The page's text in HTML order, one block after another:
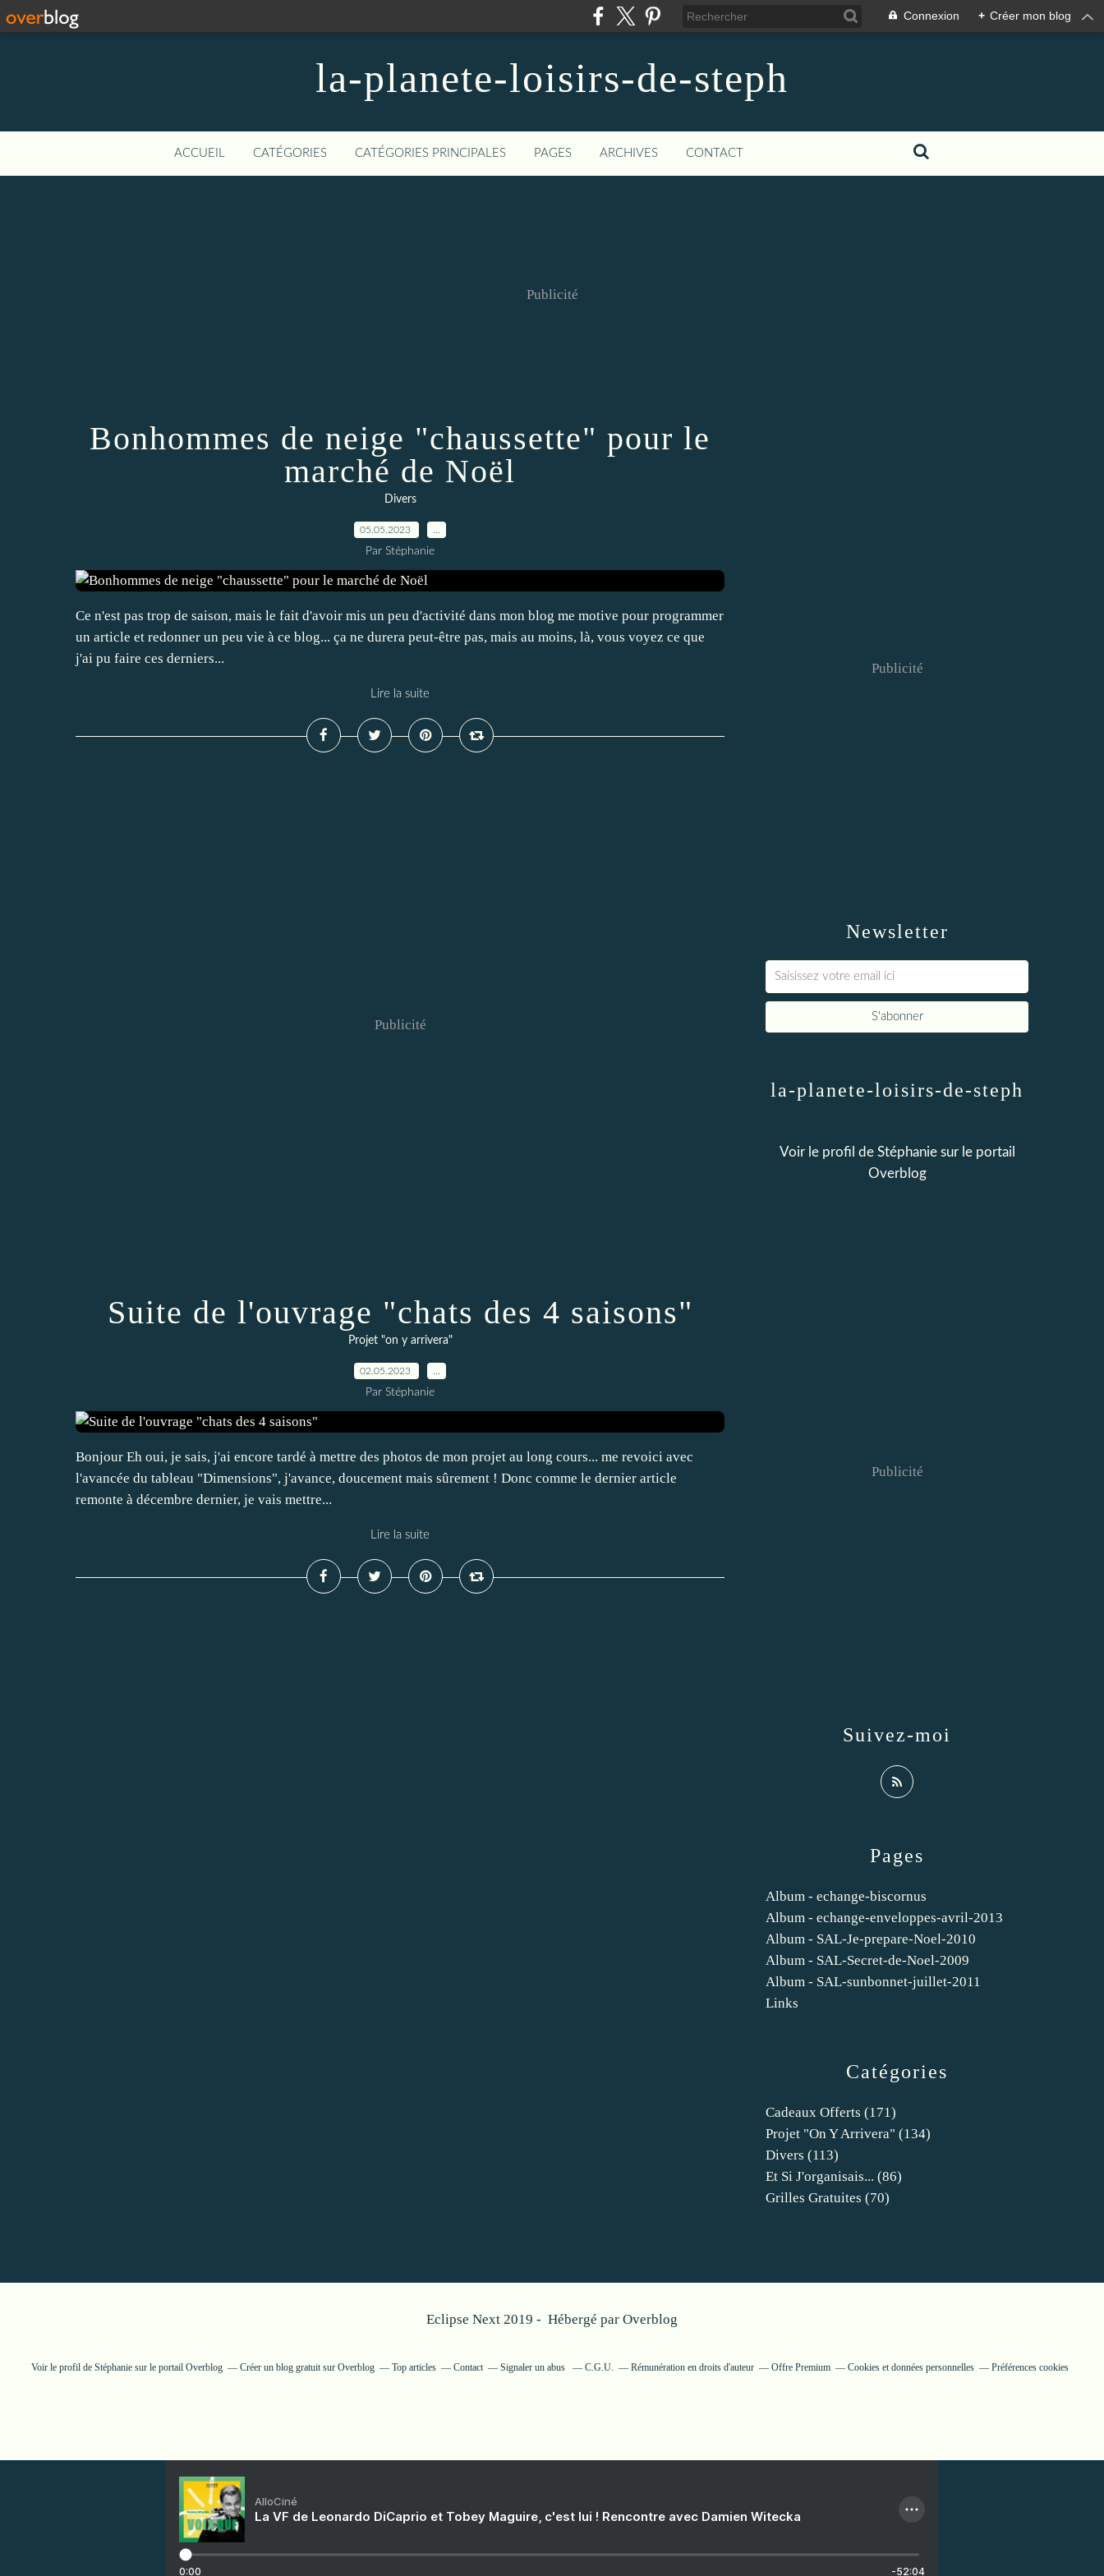
Connexion + Créer mon blog
la-planete-loisirs-de-steph
ACCUEIL CATÉGORIES CATÉGORIES PRINCIPALES PAGES ARCHIVES CONTACT
Publicité
Bonhommes de neige "chaussette" pour le
marché de Noël
Divers
05.05.2023
Par Stéphanie
Ce n'est pas trop de saison, mais le fait d'avoir mis un peu d'activité dans mon blog me motive pour programmer
un article et redonner un peu vie à ce blog... ça ne durera peut-être pas, mais au moins, là, vous voyez ce que
j'ai pu faire ces derniers...
Lire la suite
Publicité
Suite de l'ouvrage "chats des 4 saisons"
Projet "on y arrivera"
02.05.2023
Par Stéphanie
Bonjour Eh oui, je sais, j'ai encore tardé à mettre des photos de mon projet au long cours... me revoici avec
l'avancée du tableau "Dimensions", j'avance, doucement mais sûrement ! Donc comme le dernier article
remonte à décembre dernier, je vais mettre...
Lire la suite
Newsletter
Publicité
Catégories
Cadeaux Offerts (171)
Projet "on Y Arrivera" (134)
Divers (113)
Et Si J'organisais... (86)
Grilles Gratuites (70)
Pages
Album - echange-biscornus
Album - echange-enveloppes-avril-2013
Album - SAL-Je-prepare-Noel-2010
Album - SAL-Secret-de-Noel-2009
Album - SAL-sunbonnet-juillet-2011
Links
la-planete-loisirs-de-steph
Voir le profil de Stéphaniesur le portail
Overblog
Suivez-moi
Publicité
Eclipse Next 2019 - Hébergé par Overblog
Voir le profil de Stéphaniesur le portail Overblog Créer un blog gratuit sur Overblog Top articles Contact Signaler un abus C.G.U. Rémunération en droits d'auteur Offre Premium Cookies et données personnelles Préférences cookies
AlloCiné
La VF de Leonardo DiCaprio et Tobey Maguire, c'est lui ! Rencontre avec Damien Witecka
0:00 -52:04